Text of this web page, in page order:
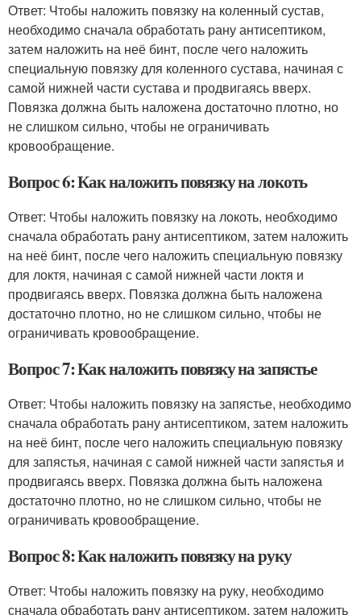
Ответ: Чтобы наложить повязку на коленный сустав,
необходимо сначала обработать рану антисептиком,
затем наложить на неё бинт, после чего наложить
специальную повязку для коленного сустава, начиная с
самой нижней части сустава и продвигаясь вверх.
Повязка должна быть наложена достаточно плотно, но
не слишком сильно, чтобы не ограничивать
кровообращение.
Вопрос 6: Как наложить повязку на локоть
Ответ: Чтобы наложить повязку на локоть, необходимо
сначала обработать рану антисептиком, затем наложить
на неё бинт, после чего наложить специальную повязку
для локтя, начиная с самой нижней части локтя и
продвигаясь вверх. Повязка должна быть наложена
достаточно плотно, но не слишком сильно, чтобы не
ограничивать кровообращение.
Вопрос 7: Как наложить повязку на запястье
Ответ: Чтобы наложить повязку на запястье, необходимо
сначала обработать рану антисептиком, затем наложить
на неё бинт, после чего наложить специальную повязку
для запястья, начиная с самой нижней части запястья и
продвигаясь вверх. Повязка должна быть наложена
достаточно плотно, но не слишком сильно, чтобы не
ограничивать кровообращение.
Вопрос 8: Как наложить повязку на руку
Ответ: Чтобы наложить повязку на руку, необходимо
сначала обработать рану антисептиком, затем наложить